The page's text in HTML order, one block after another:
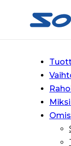
Siirry
Siirry